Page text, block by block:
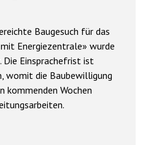
Baugesuch für das
Energiezentrale» wurde
Einsprachefrist ist
womit die Baubewilligung
kommenden Wochen